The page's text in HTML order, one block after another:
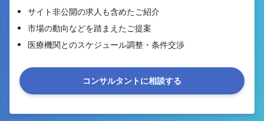
サイト非公開の求人も含めたご紹介
市場の動向などを踏まえたご提案
医療機関とのスケジュール調整・条件交渉
コンサルタントに相談する